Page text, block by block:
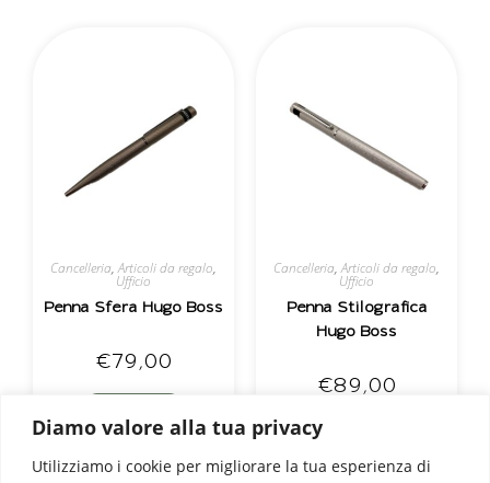
Diamo valore alla tua privacy
Utilizziamo i cookie per migliorare la tua esperienza di
Cancelleria,Articoli da regalo,
Ufficio
Penna Sfera Hugo Boss
€ 79,00
Cancelleria,Articoli da regalo,
Ufficio
Penna Stilografica
Hugo Boss
€89,00
SELEZIONA